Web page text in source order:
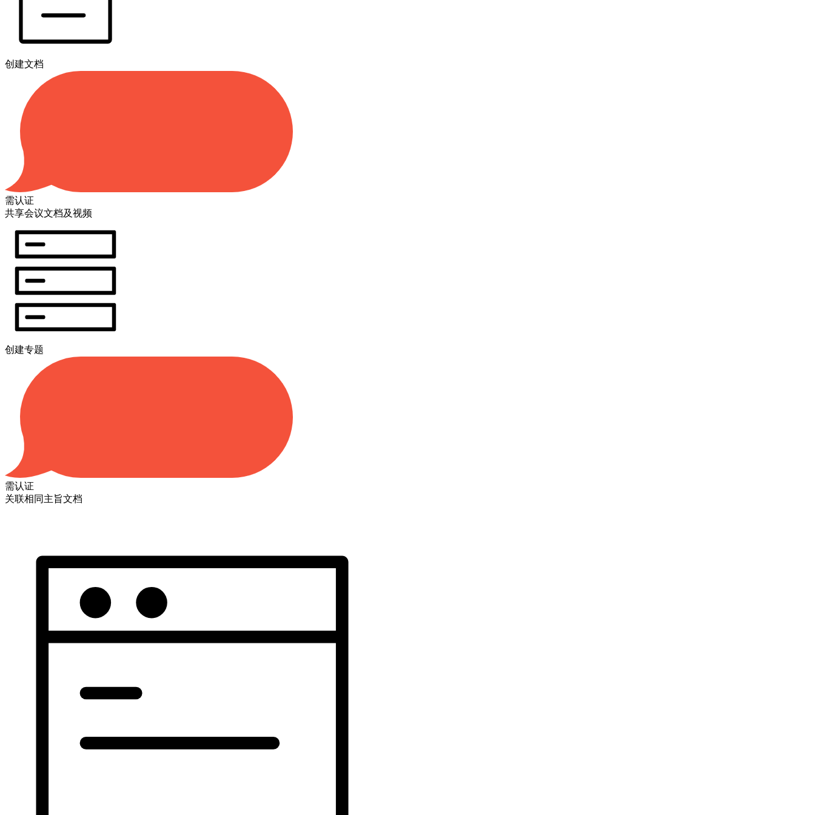
创建文档
需认证
共享会议文档及视频
创建专题
需认证
关联相同主旨文档